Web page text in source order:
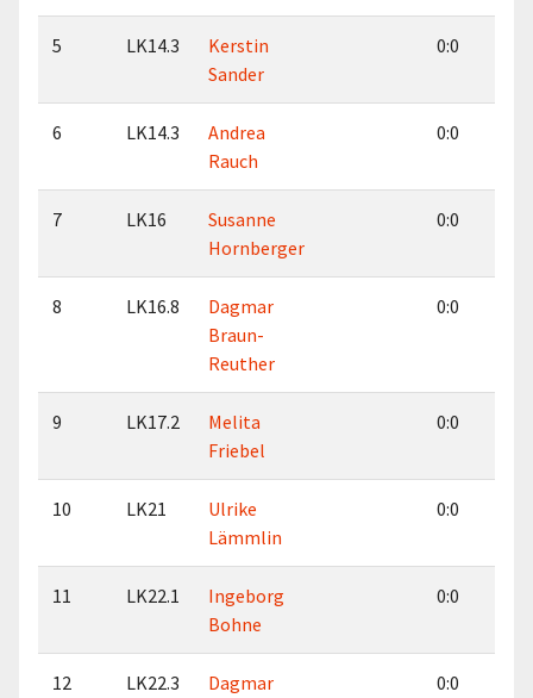
5 LK14.3
Kerstin
Sander
0:0
6 LK14.3
Andrea
Rauch
0:0
7 LK16
Susanne
Hornberger
0:0
8 LK16.8
Dagmar
Braun-
Reuther
0:0
9 LK17.2
Melita
Friebel
0:0
10 LK21
Ulrike
Lämmlin
0:0
11 LK22.1
Ingeborg
Bohne
0:0
12 LK22.3
Dagmar
0:0